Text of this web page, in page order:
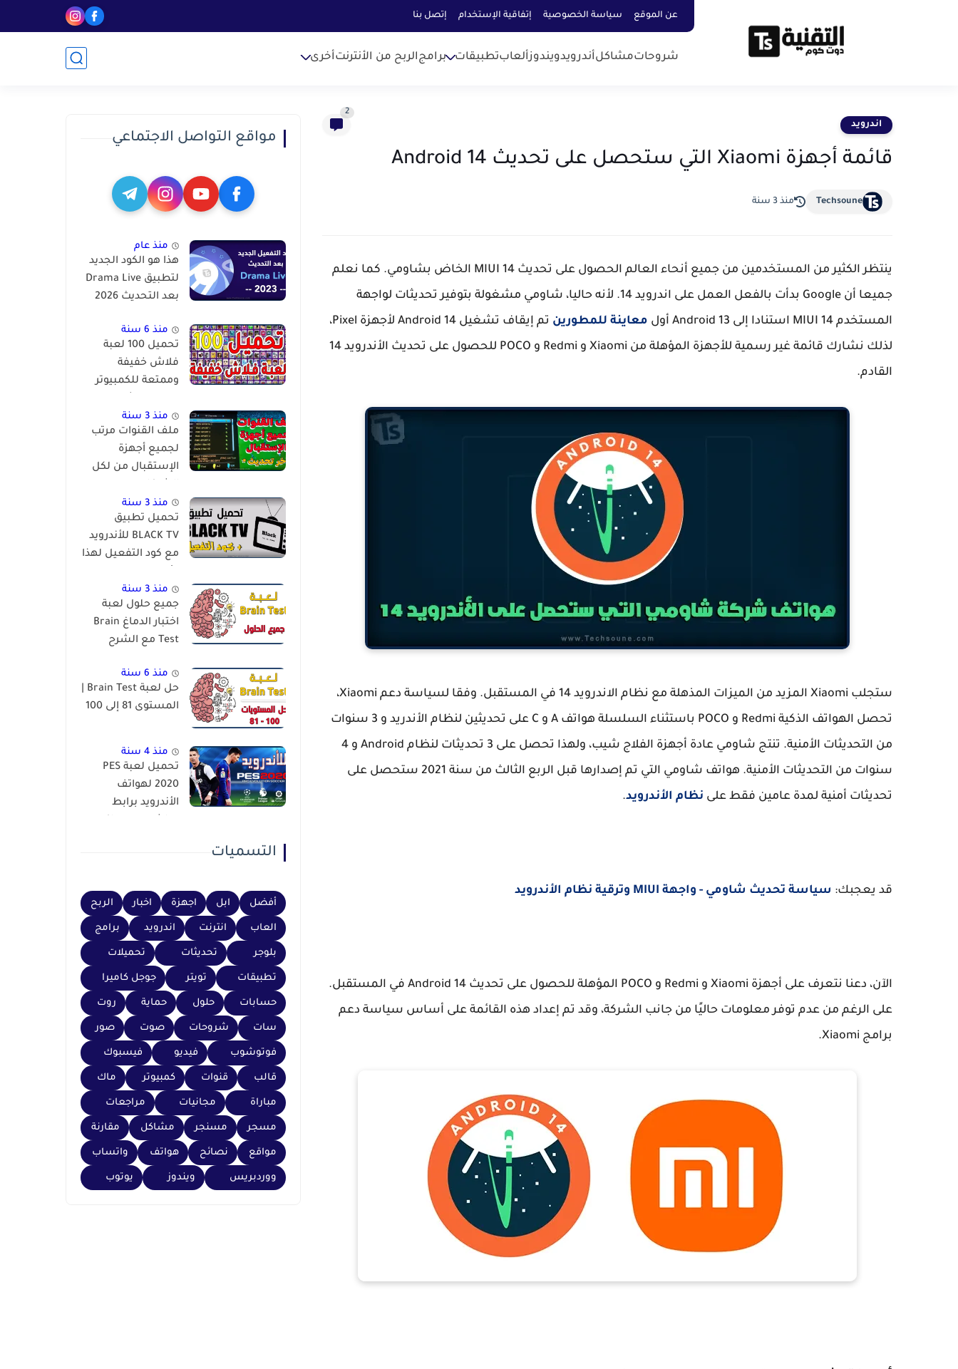
عن الموقع سياسة الخصوصية إتفاقية الإستخدام إتصل بنا
شروحاتمشاكلأندرويدويندوزألعابتطبيقات برامجالربح من الأنترنتأخرى
اندرويد
2
قائمة أجهزة Xiaomi التي ستحصل على تحديث Android 14
Techsoune منذ 3 سنة
ينتظر الكثير من المستخدمين من جميع أنحاء العالم الحصول على تحديث MIUI 14 الخاض بشاومي. كما نعلم
جميعا أن Google بدأت بالفعل العمل على اندرويد 14. لأنه حاليا، شاومي مشغولة بتوفير تحديثات لواجهة
المستخدم MIUI 14 استنادا إلى Android 13 أول
معاينة للمطورين
تم إيقاف تشغيل Android 14 لأجهزة Pixel،
لذلك نشارك قائمة غير رسمية للأجهزة المؤهلة من Xiaomi و Redmi و POCO للحصول على تحديث الأندرويد 14
القادم.
ستجلب Xiaomi المزيد من الميزات المذهلة مع نظام الاندرويد 14 في المستقبل. وفقا لسياسة دعم Xiaomi،
تحصل الهواتف الذكية Redmi و POCO باستثناء السلسلة هواتف A و C على تحديثين لنظام الأندريد و 3 سنوات
من التحديثات الأمنية. تنتج شاومي عادة أجهزة الفلاج شيب، ولهذا تحصل على 3 تحديثات لنظام Android و 4
سنوات من التحديثات الأمنية. هواتف شاومي التي تم إصدارها قبل الربع الثالث من سنة 2021 ستحصل على
تحديثات أمنية لمدة عامين فقط على نظام الأندرويد.
قد يعجبك: سياسة تحديث شاومي - واجهة MIUI وترقية نظام الأندرويد
الآن، دعنا نتعرف على أجهزة Xiaomi و Redmi و POCO المؤهلة للحصول على تحديث Android 14 في المستقبل.
على الرغم من عدم توفر معلومات حاليًا من جانب الشركة، وقد تم إعداد هذه القائمة على أساس سياسة دعم
برامج Xiaomi.
مواقع التواصل الاجتماعي
منذ عام
هذا هو الكود الجديد
لتطبيق Drama Live
بعد التحديث 2026
منذ 6 سنة
تحميل 100 لعبة
فلاش خفيفة
وممتعة للكمبيوتر
منذ 3 سنة
ملف القنوات مرتب
لجميع أجهزة
الإستقبال من لكل
والمعالجات
منذ 3 سنة
تحميل تطبيق
BLACK TV للأندرويد
مع كود التفعيل لهذا
منذ 3 سنة
جميع حلول لعبة
اختبار الدماغ Brain
Test مع الشرح
منذ 6 سنة
المستوى 81 إلى 100
منذ 4 سنة
تحميل لعبة PES
2020 لهواتف
الأندرويد برابط
التسميات
أفضل ابل اجهزة اخبار الربح
العاب انترنت اندرويد برامج
بلوجر تحديثات تحميلات
تطبيقات تويتر جوجل كاميرا
حسابات حلول حماية روت
سات شروحات صوت صور
فوتوشوب فيديو فيسبوك
قالب قنوات كمبيوتر ماك
مباراة مجانيات مراجعات
مسجر مسنجر مشاكل مقارنة
مواقع نصائح هواتف واتساب
ووردبريس ويندوز يوتوب